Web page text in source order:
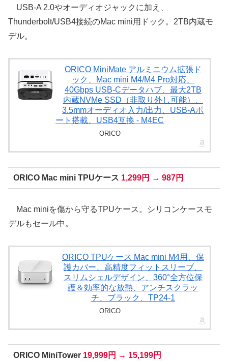
USB-A 2.0やオーディオジャックに加え、
Thunderbolt/USB4接続のMac mini用ドック。2TB内蔵モ
デル。
ORICO MiniMate アルミニウム拡張ド
ック、Mac mini M4/M4 Pro対応、
40Gbps USB-Cデータハブ、最大2TB
内蔵NVMe SSD（非取り外し可能）、
3.5mmオーディオ入力/出力、USB-Aポ
ート搭載、USB4互換 - M4EC
ORICO
ORICO Mac mini TPUケース 1,299円 → 987円
Mac miniを傷から守るTPUケース。シリコンケースモ
デルもセール中。
ORICO TPUケース Mac mini M4用、保
護カバー、高精度フィットスリーブ、
スリムシェルデザイン、360°全方位保
護＆効率的な放熱、アンチスクラッ
チ、ブラック、TP24-1
ORICO
ORICO MiniTower 19,999円 → 15,199円